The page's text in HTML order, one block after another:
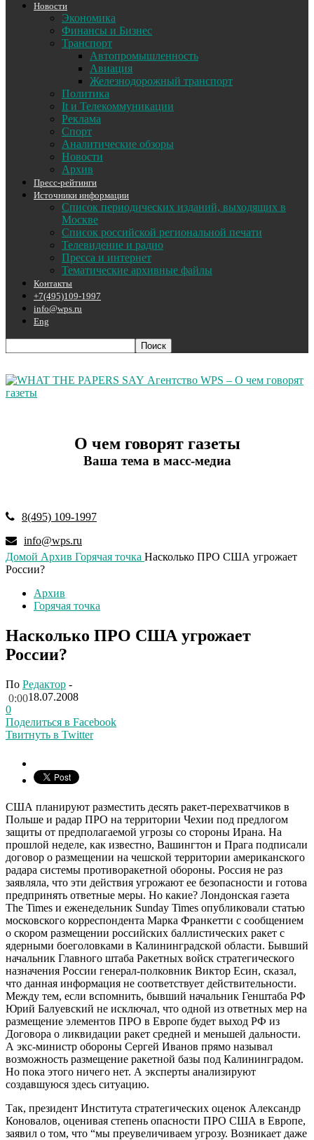
Новости
Экономика
Финансы и Бизнес
Транспорт
Автопромышленность
Авиация
Железнодорожный транспорт
Политика
It и Телекоммуникации
Реклама
Спорт
Аналитические обзоры
Новости
Архив
Пресс-рейтинги
Источники информации
Список периодических изданий, выходящих в
Москве
Список российской региональной печати
Телевидение и радио
Пресса и интернет
Тематические архивные файлы
Контакты
+7(495)109-1997
info@wps.ru
Eng
Агентство WPS – О чем говорят
газеты
О чем говорят газеты
Ваша тема в масс-медиа
8(495) 109-1997
info@wps.ru
Домой Архив Горячая точка Насколько ПРО США угрожает
России?
Архив
Горячая точка
Насколько ПРО США угрожает
России?
По Редактор -
18.07.2008
0:00
0
Поделиться в Facebook
Твитнуть в Twitter
США планируют разместить десять ракет-перехватчиков в
Польше и радар ПРО на территории Чехии под предлогом
защиты от предполагаемой угрозы со стороны Ирана. На
прошлой неделе, как известно, Вашингтон и Прага подписали
договор о размещении на чешской территории американского
радара системы противоракетной обороны. Россия не раз
заявляла, что эти действия угрожают ее безопасности и готова
предпринять ответные меры. Но какие? Лондонская газета
The Times и еженедельник Sunday Times опубликовали статью
московского корреспондента Марка Франкетти с сообщением
о скором размещении российских баллистических ракет с
ядерными боеголовками в Калининградской области. Бывший
начальник Главного штаба Ракетных войск стратегического
назначения России генерал-полковник Виктор Есин, сказал,
что данная информация не соответствует действительности.
Между тем, если вспомнить, бывший начальник Генштаба РФ
Юрий Балуевский не исключал, что одной из ответных мер на
размещение элементов ПРО в Европе будет выход РФ из
Договора о ликвидации ракет средней и меньшей дальности.
А экс-министр обороны Сергей Иванов прямо называл
возможность размещение ракетной базы под Калининградом.
Но пока этого ничего нет. А эксперты анализируют
создавшуюся здесь ситуацию.
Так, президент Института стратегических оценок Александр
Коновалов, оценивая степень опасности ПРО США в Европе,
заявил о том, что “мы преувеличиваем угрозу. Возникает даже